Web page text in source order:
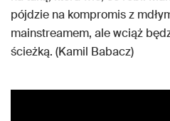
pójdzie na kompromis z
mainstreamem, ale wciąż
ścieżką. (Kamil Babacz)